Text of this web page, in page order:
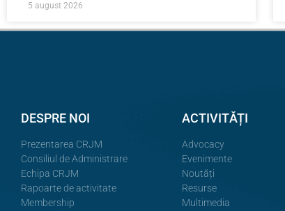
5 august 2026
DESPRE NOI
Prezentarea CRJM
Consiliul de Administrare
Echipa CRJM
Rapoarte de activitate
Membership
ACTIVITĂȚI
Advocacy
Evenimente
Noutăți
Resurse
Multimedia